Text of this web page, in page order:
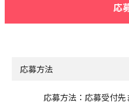
応
応募方法
応募方法：応募受付